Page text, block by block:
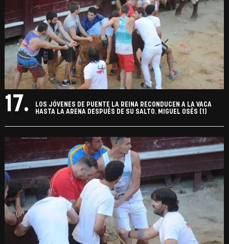
17.
LOS JÓVENES DE PUENTE LA REINA RECONDUCEN A LA VACA
HASTA LA ARENA DESPUÉS DE SU SALTO. MIGUEL OSÉS (1)